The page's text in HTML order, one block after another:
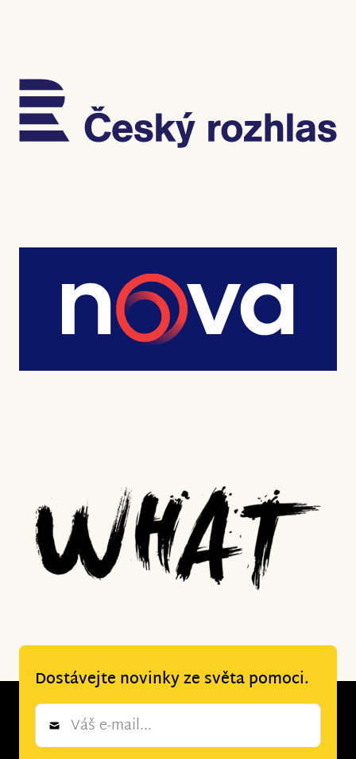
Dostávejte novinky ze světa pomoci.
Newsletter